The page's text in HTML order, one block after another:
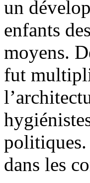
un
enfants
moyens.
fut
politiques.
dans les